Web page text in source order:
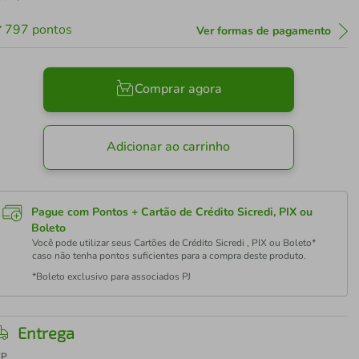
797 pontos Ver formas de pagamento
Comprar agora
Adicionar ao carrinho
Pague com Pontos + Cartão de Crédito Sicredi, PIX ou
Boleto
Você pode utilizar seus Cartões de Crédito Sicredi , PIX ou Boleto*
caso não tenha pontos suficientes para a compra deste produto.
*Boleto exclusivo para associados PJ
Entrega